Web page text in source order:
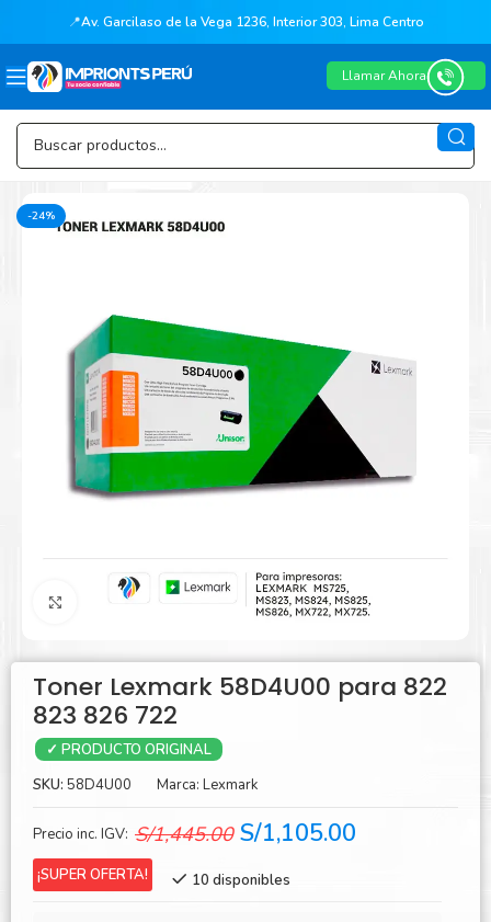
📍Av. Garcilaso de la Vega 1236, Interior 303, Lima Centro
Llamar Ahora
-24%
Agrandar
Toner Lexmark 58D4U00 para 822
823 826 722
✓ PRODUCTO ORIGINAL
SKU: 58D4U00 Marca: Lexmark
Precio inc. IGV: S/1,445.00 El
original
S/1,105.00
¡SUPER OFERTA! 10 disponibles